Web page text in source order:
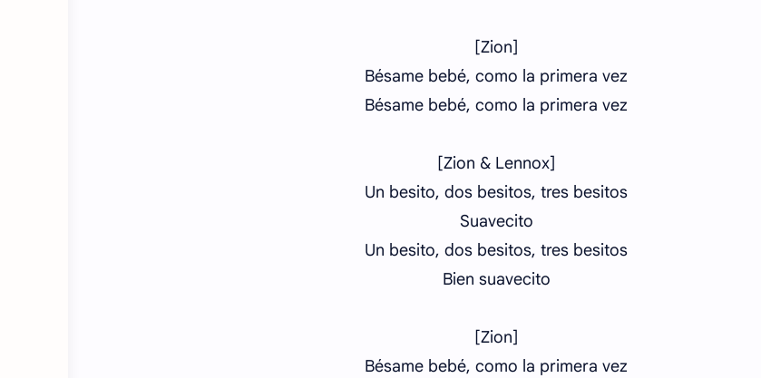
[Zion]
Bésame bebé, como la primera vez
Bésame bebé, como la primera vez
[Zion & Lennox]
Un besito, dos besitos, tres besitos
Suavecito
Un besito, dos besitos, tres besitos
Bien suavecito
[Zion]
Bésame bebé, como la primera vez